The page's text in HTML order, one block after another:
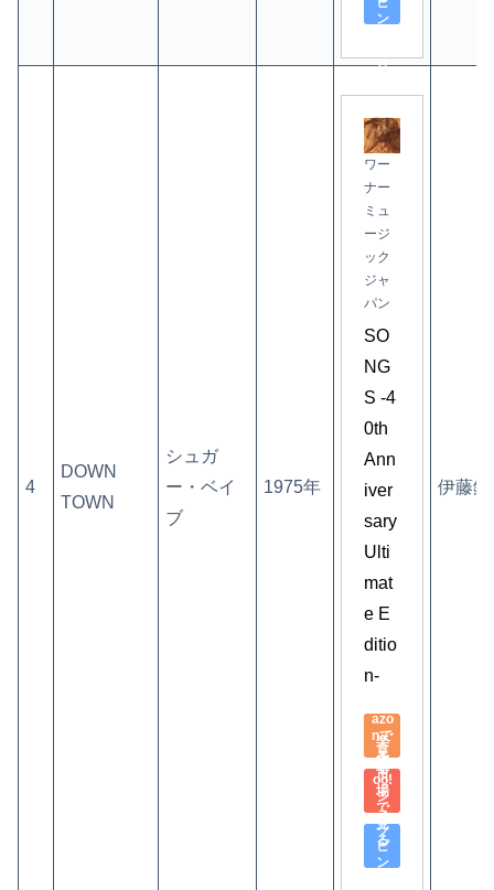
ン
見
4
DOWN
TOWN
シュガ
ー・ベイ
ブ
1975年
ワー
ナー
ミュ
ージ
ック
ジャ
パン
SO
NG
S -4
0th
Ann
iver
sary
Ulti
mat
e E
ditio
n-
azo
nで
見
る
楽
天
市
場
で
見
る
Yah
oo!
シ
ョ
ッ
ピ
ン
伊藤